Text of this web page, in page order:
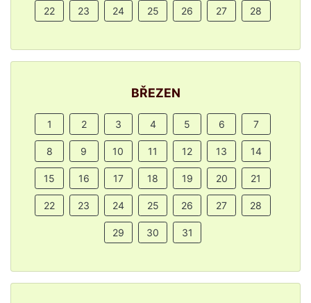
22 23 24 25 26 27 28
BŘEZEN
1 2 3 4 5 6 7
8 9 10 11 12 13 14
15 16 17 18 19 20 21
22 23 24 25 26 27 28
29 30 31